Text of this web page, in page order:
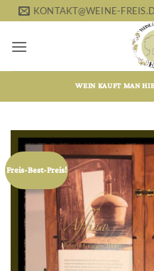
Inhalt
springen
KONTAKT@WEINE-
WEIN KAUFT MAN
Freis-Best-Preis!